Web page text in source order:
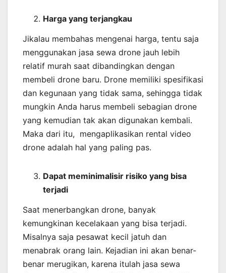
Harga yang terjangkau
Jikalau membahas mengenai harga, tentu saja
menggunakan jasa sewa drone jauh lebih
relatif murah saat dibandingkan dengan
membeli drone baru. Drone memiliki spesifikasi
dan kegunaan yang tidak sama, sehingga tidak
mungkin Anda harus membeli sebagian drone
yang kemudian tak akan digunakan kembali.
Maka dari itu, mengaplikasikan rental video
drone adalah hal yang paling pas.
Dapat meminimalisir risiko yang bisa
terjadi
Saat menerbangkan drone, banyak
kemungkinan kecelakaan yang bisa terjadi.
Misalnya saja pesawat kecil jatuh dan
menabrak orang lain. Kejadian ini akan benar-
benar merugikan, karena itulah jasa sewa